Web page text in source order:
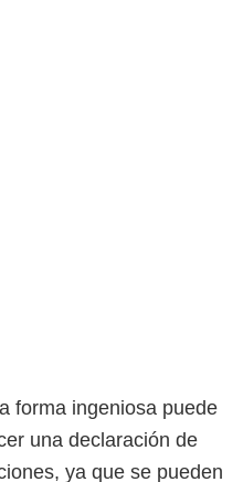
forma ingeniosa puede
una declaración de
ya que se pueden